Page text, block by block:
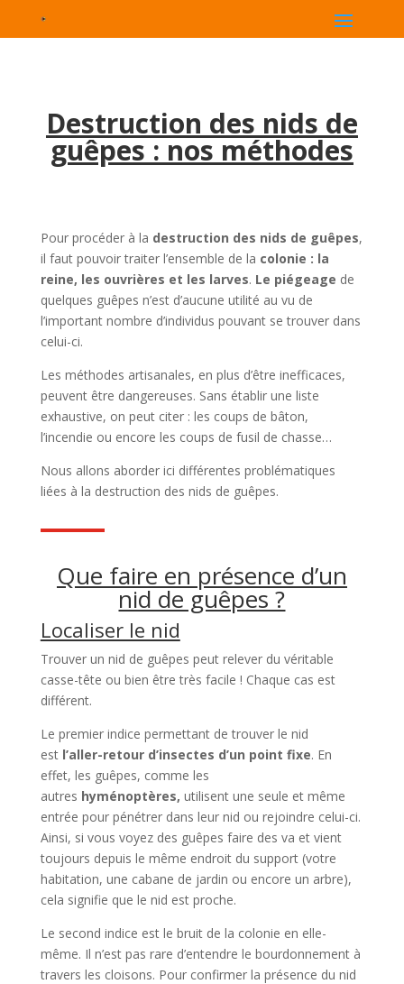
Destruction des nids de
guêpes : nos méthodes
Pour procéder à la destruction des nids de guêpes,
il faut pouvoir traiter l’ensemble de la colonie : la
reine, les ouvrières et les larves. Le piégeage de
quelques guêpes n’est d’aucune utilité au vu de
l’important nombre d’individus pouvant se trouver dans
celui-ci.
Les méthodes artisanales, en plus d’être inefficaces,
peuvent être dangereuses. Sans établir une liste
exhaustive, on peut citer : les coups de bâton,
l’incendie ou encore les coups de fusil de chasse…
Nous allons aborder ici différentes problématiques
liées à la destruction des nids de guêpes.
Que faire en présence d’un
nid de guêpes ?
Localiser le nid
Trouver un nid de guêpes peut relever du véritable
casse-tête ou bien être très facile ! Chaque cas est
différent.
Le premier indice permettant de trouver le nid
est l’aller-retour d’insectes d’un point fixe. En
effet, les guêpes, comme les
autres hyménoptères, utilisent une seule et même
entrée pour pénétrer dans leur nid ou rejoindre celui-ci.
Ainsi, si vous voyez des guêpes faire des va et vient
toujours depuis le même endroit du support (votre
habitation, une cabane de jardin ou encore un arbre),
cela signifie que le nid est proche.
Le second indice est le bruit de la colonie en elle-
même. Il n’est pas rare d’entendre le bourdonnement à
travers les cloisons. Pour confirmer la présence du nid